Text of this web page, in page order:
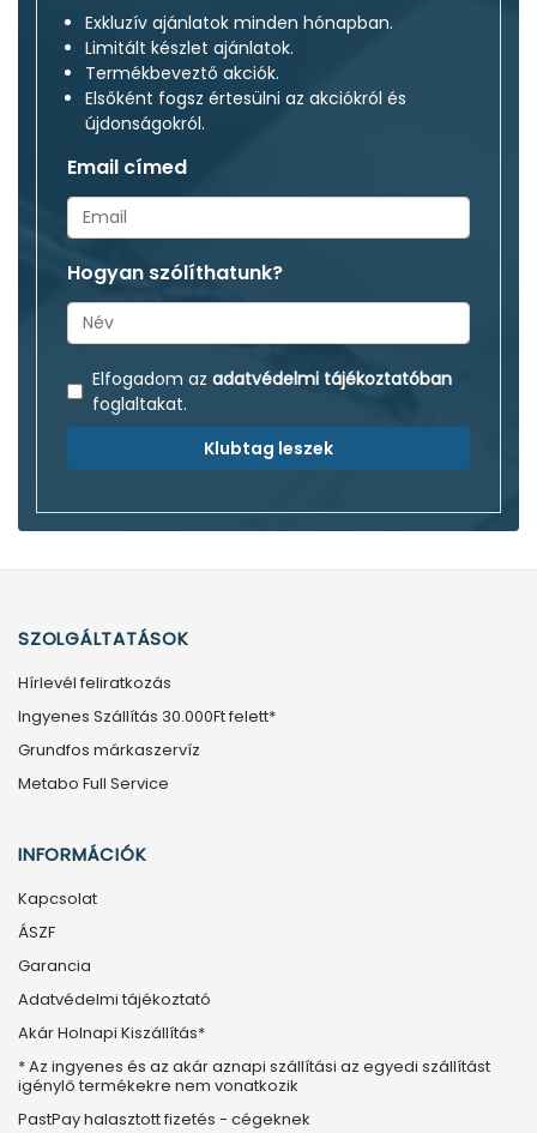
Exkluzív ajánlatok minden hónapban.
Limitált készlet ajánlatok.
Termékbeveztő akciók.
Elsőként fogsz értesülni az akciókról és
újdonságokról.
Email címed
Hogyan szólíthatunk?
Elfogadom az adatvédelmi tájékoztatóban
foglaltakat.
Klubtag leszek
SZOLGÁLTATÁSOK
Hírlevél feliratkozás
Ingyenes Szállítás 30.000Ft felett*
Grundfos márkaszervíz
Metabo Full Service
INFORMÁCIÓK
Kapcsolat
ÁSZF
Garancia
Adatvédelmi tájékoztató
Akár Holnapi Kiszállítás*
* Az ingyenes és az akár aznapi szállítási az egyedi szállítást
igénylő termékekre nem vonatkozik
PastPay halasztott fizetés - cégeknek